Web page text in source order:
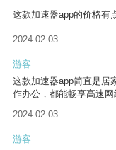
这款加速器app的价格有
2024-02-03
游客
这款加速器app简直是居
作办公，都能畅享高速网
2024-02-03
游客